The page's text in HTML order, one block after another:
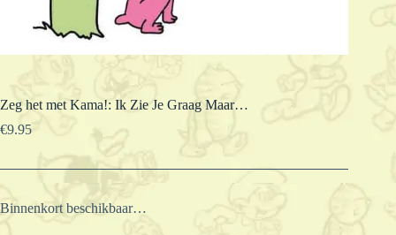
Zeg het met Kama!: Ik Zie Je Graag Maar…
€9.95
Binnenkort beschikbaar…